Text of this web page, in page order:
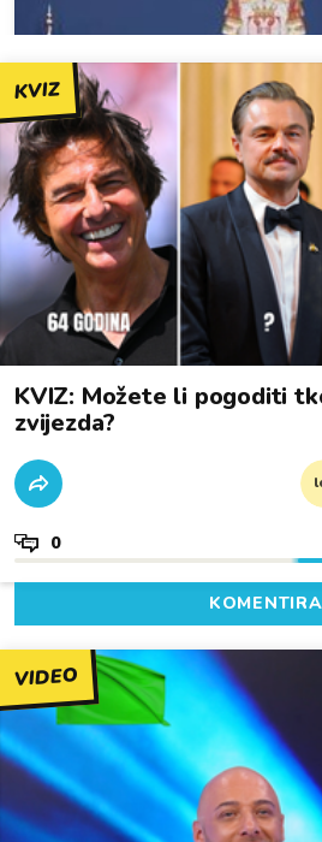
KVIZ
KVIZ: Možete li pogoditi
zvijezda?
0
VIDEO